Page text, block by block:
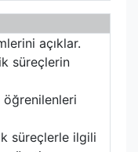
açıklar.
süreçlerin
öğrenilenleri
süreçlerle ilgili